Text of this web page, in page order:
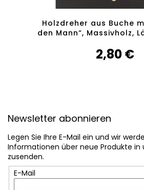
Holzdreher aus Buche
den Mann“, Massivholz,
2,80 €
Newsletter abonnieren
Legen Sie Ihre E-Mail ein und wir
Informationen über neue Produkte in
zusenden.
E-Mail